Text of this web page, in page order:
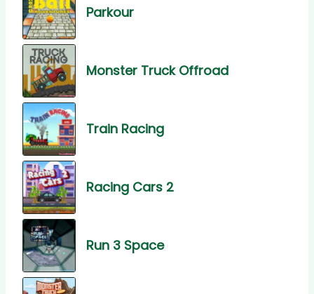
Parkour
Monster Truck Offroad
Train Racing
Racing Cars 2
Run 3 Space